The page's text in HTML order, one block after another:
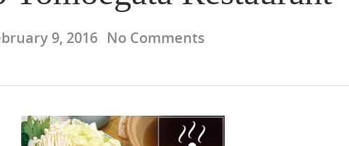
9, 2016 No Comments